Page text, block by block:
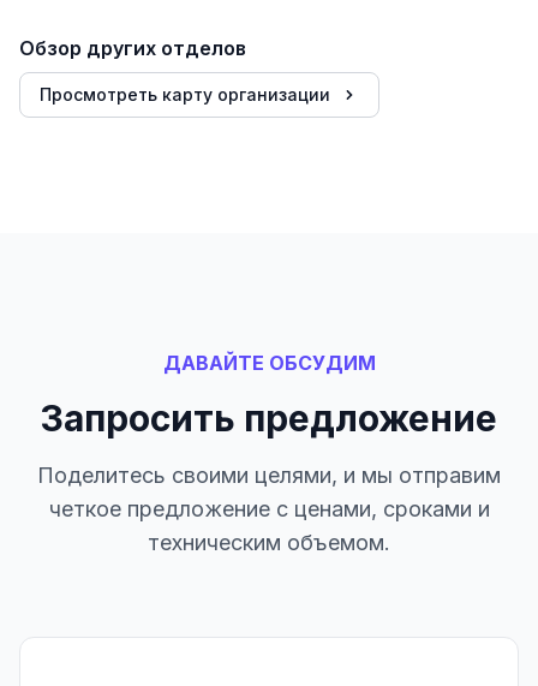
Обзор других отделов
Просмотреть карту организации
ДАВАЙТЕ ОБСУДИМ
Запросить предложение
Поделитесь своими целями, и мы отправим
четкое предложение с ценами, сроками и
техническим объемом.